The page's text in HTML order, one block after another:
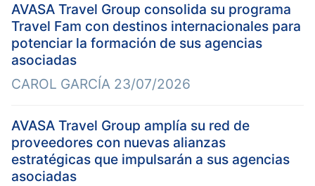
AVASA Travel Group consolida su programa
Travel Fam con destinos internacionales para
potenciar la formación de sus agencias
asociadas
CAROL GARCÍA 23/07/2026
AVASA Travel Group amplía su red de
proveedores con nuevas alianzas
estratégicas que impulsarán a sus agencias
asociadas